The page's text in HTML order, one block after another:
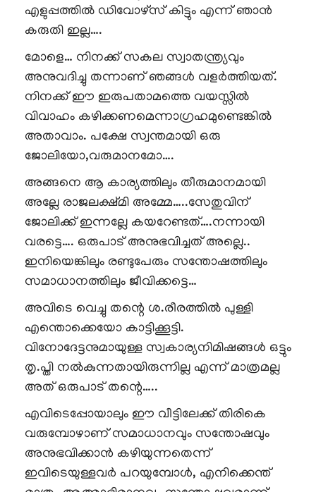
എളുപ്പത്തിൽ ഡിവോഴ്സ് കിട്ടും എന്ന് ഞാൻ
കരുതി ഇല്ല….
മോളെ… നിനക്ക് സകല സ്വാതന്ത്ര്യവും
അനുവദിച്ചു തന്നാണ് ഞങ്ങൾ വളർത്തിയത്.
നിനക്ക് ഈ ഇരുപതാമത്തെ വയസ്സിൽ
വിവാഹം കഴിക്കണമെന്നാഗ്രഹമുണ്ടെങ്കിൽ
അതാവാം. പക്ഷേ സ്വന്തമായി ഒരു
ജോലിയോ,വരുമാനമോ….
അങ്ങനെ ആ കാര്യത്തിലും തീരുമാനമായി
അല്ലേ രാജലക്ഷ്മി അമ്മേ…..സേതുവിന്
ജോലിക്ക് ഇന്നല്ലേ കയറേണ്ടത്….നന്നായി
വരട്ടെ…. ഒരുപാട് അനുഭവിച്ചത് അല്ലെ..
ഇനിയെങ്കിലും രണ്ടുപേരും സന്തോഷത്തിലും
സമാധാനത്തിലും ജീവിക്കട്ടെ…
അവിടെ വെച്ചു തന്റെ ശ.രീരത്തിൽ പുള്ളി
എന്തൊക്കെയോ കാട്ടിക്കൂട്ടി.
വിനോദേട്ടനുമായുള്ള സ്വകാര്യനിമിഷങ്ങൾ ഒട്ടും
തൃ.പ്തി നൽകുന്നതായിരുന്നില്ല എന്ന് മാത്രമല്ല
അത് ഒരുപാട് തന്റെ…..
എവിടെപ്പോയാലും ഈ വീട്ടിലേക്ക് തിരികെ
വരുമ്പോഴാണ് സമാധാനവും സന്തോഷവും
അനുഭവിക്കാൻ കഴിയുന്നതെന്ന്
ഇവിടെയുള്ളവർ പറയുമ്പോൾ, എനിക്കെന്ത്